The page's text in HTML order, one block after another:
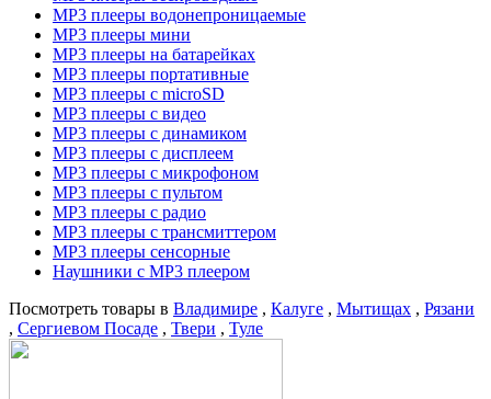
MP3 плееры водонепроницаемые
MP3 плееры мини
MP3 плееры на батарейках
MP3 плееры портативные
MP3 плееры с microSD
MP3 плееры с видео
MP3 плееры с динамиком
MP3 плееры с дисплеем
MP3 плееры с микрофоном
MP3 плееры с пультом
MP3 плееры с радио
MP3 плееры с трансмиттером
MP3 плееры сенсорные
Наушники с MP3 плеером
Посмотреть товары в Владимире , Калуге , Мытищах , Рязани
, Сергиевом Посаде , Твери , Туле